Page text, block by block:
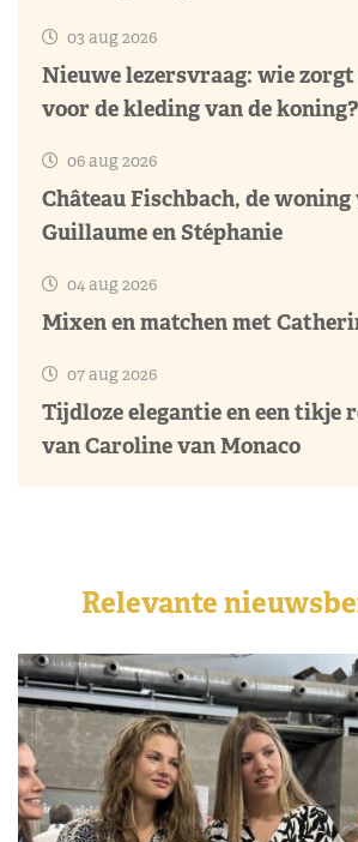
03 aug 2026
Nieuwe lezersvraag: wie
voor de kleding van de koning?
06 aug 2026
Château Fischbach, de woning
Guillaume en Stéphanie
04 aug 2026
Mixen en matchen met
07 aug 2026
Tijdloze elegantie en een tikje
van Caroline van Monaco
Relevante